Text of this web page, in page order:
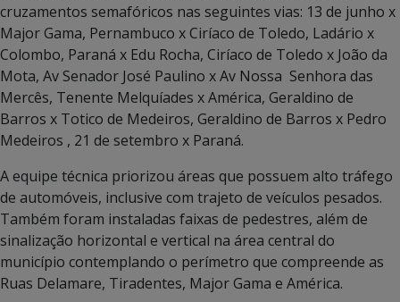
cruzamentos semafóricos nas seguintes vias: 13 de junho x
Major Gama, Pernambuco x Ciríaco de Toledo, Ladário x
Colombo, Paraná x Edu Rocha, Ciríaco de Toledo x João da
Mota, Av Senador José Paulino x Av Nossa Senhora das
Mercês, Tenente Melquíades x América, Geraldino de
Barros x Totico de Medeiros, Geraldino de Barros x Pedro
Medeiros , 21 de setembro x Paraná.
A equipe técnica priorizou áreas que possuem alto tráfego
de automóveis, inclusive com trajeto de veículos pesados.
Também foram instaladas faixas de pedestres, além de
sinalização horizontal e vertical na área central do
município contemplando o perímetro que compreende as
Ruas Delamare, Tiradentes, Major Gama e América.